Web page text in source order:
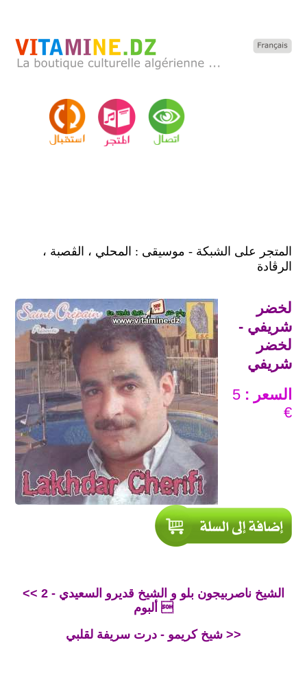
المتجر على الشبكة - موسيقى : المحلي ، الڨصبة ،
الرڨادة
لخضر
شريفي -
لخضر
شريفي
السعر : 5
€
<< الشيخ ناصربيجون بلو و الشيخ قديرو السعيدي - 2
ألبوم 
شيخ كريمو - درت سريفة لقلبي >>